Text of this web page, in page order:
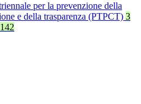
per la prevenzione della
e della trasparenza (PTPCT) 3
142